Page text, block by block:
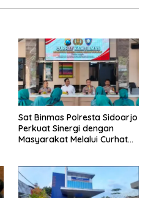
Sat Binmas Polresta Sidoarjo
Perkuat Sinergi dengan
Masyarakat Melalui Curhat